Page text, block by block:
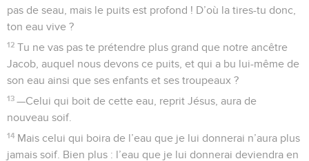
pas de seau, mais le puits est profond ! D’où la tires-tu donc,
ton eau vive ?
12 Tu ne vas pas te prétendre plus grand que notre ancêtre
Jacob, auquel nous devons ce puits, et qui a bu lui-même de
son eau ainsi que ses enfants et ses troupeaux ?
13 —Celui qui boit de cette eau, reprit Jésus, aura de
nouveau soif.
14 Mais celui qui boira de l’eau que je lui donnerai n’aura plus
jamais soif. Bien plus : l’eau que je lui donnerai deviendra en